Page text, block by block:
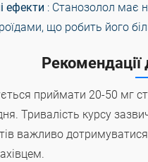
ефекти : Станозолол має
що робить його
Рекомендації
приймати 20-50 мг
Тривалість курсу
важливо